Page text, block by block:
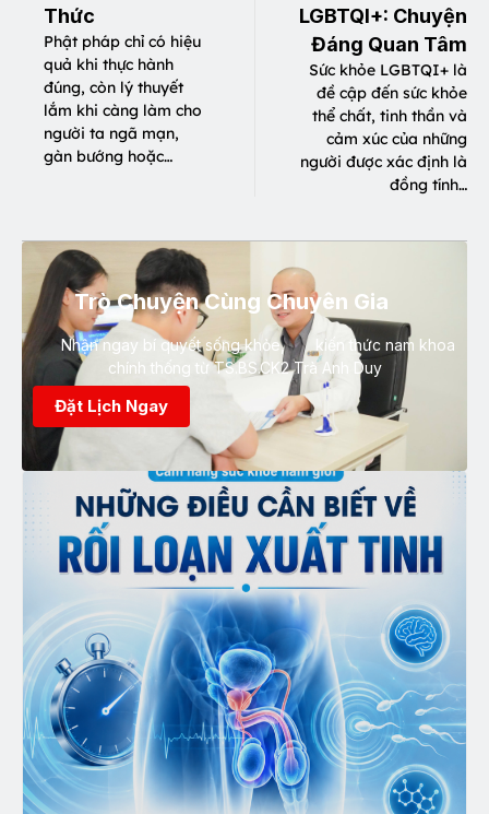
Thức
Phật pháp chỉ có hiệu
quả khi thực hành
đúng, còn lý thuyết
lắm khi càng làm cho
người ta ngã mạn,
gàn bướng hoặc…
LGBTQI+: Chuyện
Đáng Quan Tâm
Sức khỏe LGBTQI+ là
đề cập đến sức khỏe
thể chất, tinh thần và
cảm xúc của những
người được xác định là
đồng tính…
Trò Chuyện Cùng Chuyên Gia
Nhận ngay bí quyết sống khỏe, kiến thức nam khoa
chính thống từ TS.BS.CK2 Trà Anh Duy
Đặt Lịch Ngay